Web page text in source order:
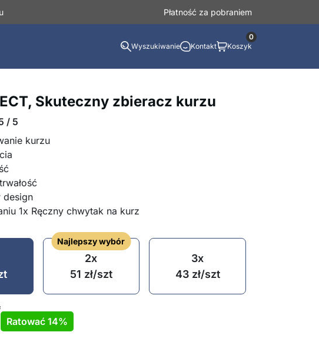
Płatność za pobraniem
Wyszukiwanie Kontakt Koszyk
0
Skuteczny zbieracz kurzu
/ 5
kurzu
design
1x Ręczny chwytak na kurz
Najlepszy wybór
2x
51 zł/szt
3x
43 zł/szt
Ratować 14%